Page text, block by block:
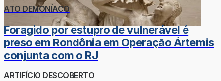
ATO DEMONÍACO
Foragido por estupro de vulnerável é
preso em Rondônia em Operação Ártemis
conjunta com o RJ
ARTIFÍCIO DESCOBERTO